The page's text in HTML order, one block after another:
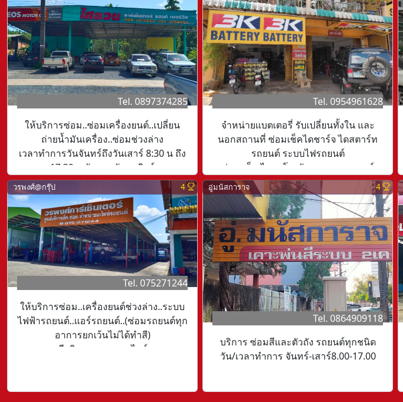
Tel. 0897374285
ให้บริการซ่อม..ซ่อมเครื่องยนต์..เปลี่ยน
ถ่ายน้ำมันเครื่อง..ซ่อมช่วงล่าง
เวลาทำการวันจันทร์ถึงวันเสาร์ 8:30 น ถึง
17:30 น วันหยุดวันอาทิตย์
Tel. 0954961628
จำหน่ายแบตเตอรี่ รับเปลี่ยนทั้งใน และ
นอกสถานที่ ซ่อมเช็คไดชาร์จ ไดสตาร์ท
รถยนต์ ระบบไฟรถยนต์
ซ่อม เช็ค ไดนาโม พันขดลวด มอเตอร์
อุตสาหกรรม ปั้มน้ำ และเครื่องมือช่าง
เวลาทำการ 8.00-18.00
วรพงศ์@กรุ๊ป 4
Tel. 075271244
ให้บริการซ่อม..เครื่องยนต์ช่วงล่าง..ระบบ
ไฟฟ้ารถยนต์..แอร์รถยนต์..(ซ่อมรถยนต์ทุก
อาการยกเว้นไม่ได้ทำสี)
มีบริการรถยกรถสไลด์
อู่มนัสการาจ 4
Tel. 0864909118
บริการ ซ่อมสีและตัวถัง รถยนต์ทุกชนิด
วัน/เวลาทำการ จันทร์-เสาร์8.00-17.00